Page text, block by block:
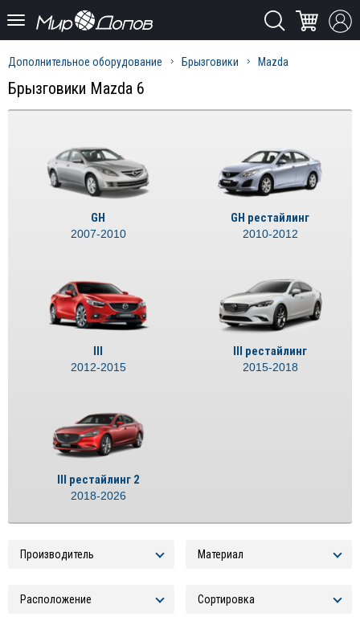
Дополнительное оборудование Брызговики Mazda
Брызговики Mazda 6
GH
2007-2010
GH рестайлинг
2010-2012
III
2012-2015
III рестайлинг
2015-2018
III рестайлинг 2
2018-2026